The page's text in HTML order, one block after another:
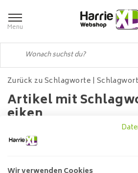
Menu
Zurück zu Schlagworte |
Artikel mit
eiken